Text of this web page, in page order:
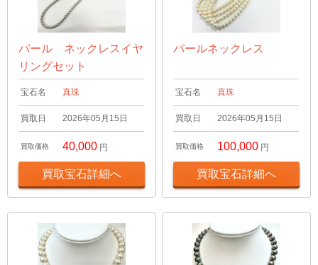
パール ネックレスイヤ
リングセット
宝石名 真珠
買取日 2026年05月15日
買取価格 40,000 円
買取宝石詳細へ
パールネックレス
宝石名 真珠
買取日 2026年05月15日
買取価格 100,000 円
買取宝石詳細へ